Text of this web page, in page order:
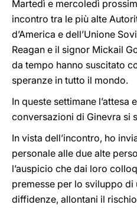
Martedì e mercoledì
incontro tra le più alte
d’America e dell’Unione
Reagan e il signor Mickail
da tempo hanno suscitato
speranze in tutto il mondo.
In queste settimane l’attesa
conversazioni di Ginevra si
In vista dell’incontro, ho
personale alle due alte
l’auspicio che dai loro
premesse per lo sviluppo
diffidenze, allontani il